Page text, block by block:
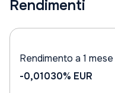
Rendimenti
Rendimento a 1 mese
-0,01030% EUR